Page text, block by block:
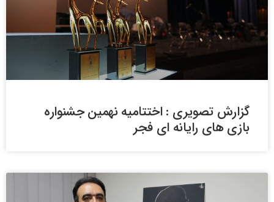
گزارش تصویری : اختتامیه نهمین جشنواره
بازی های رایانه ای فجر